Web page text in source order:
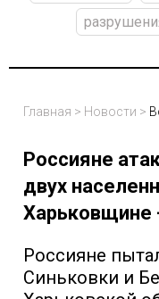
Главная > Новости >
Россияне
двух
Харьковщине
Россияне
Синьковки и